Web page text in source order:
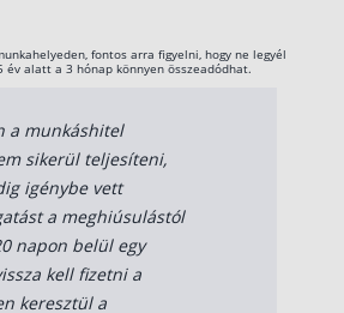
fontos arra figyelni, hogy ne legyél
év alatt a 3 hónap könnyen összeadódhat.
a munkáshitel
sikerül teljesíteni,
igénybe vett
a meghiúsulástól
napon belül egy
kell fizetni a
keresztül a